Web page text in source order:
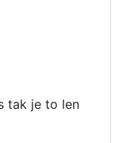
tak je to len